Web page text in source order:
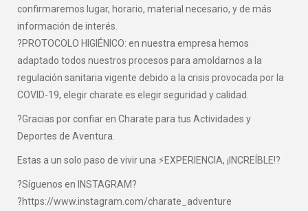
confirmaremos lugar, horario, material necesario, y de más
información de interés.
?PROTOCOLO HIGIÉNICO: en nuestra empresa hemos
adaptado todos nuestros procesos para amoldarnos a la
regulación sanitaria vigente debido a la crisis provocada por la
COVID-19, elegir charate es elegir seguridad y calidad.
?Gracias por confiar en Charate para tus Actividades y
Deportes de Aventura.
Estas a un solo paso de vivir una ⚡EXPERIENCIA, ¡INCREÍBLE!?
?Síguenos en INSTAGRAM?
?https://www.instagram.com/charate_adventure